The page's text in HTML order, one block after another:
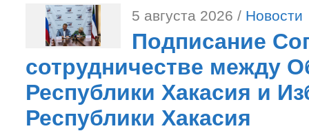
5 августа 2026 / Новости
Подписание
сотрудничестве между
Республики Хакасия и
Республики Хакасия